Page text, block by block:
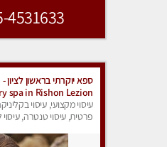
4531633
ספא יוקרתי בראשון לציון -
spa in Rishon Lezion
עיסוי מקצועי, עיסוי
פרטית, עיסוי טנטרה, עיסוי